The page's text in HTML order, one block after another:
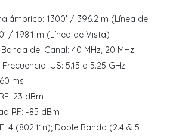
1300' / 396.2 m (Línea de
/ 198.1 m (Línea de Vista)
del Canal: 40 MHz, 20 MHz
US: 5.15 a 5.25 GHz
ms
23 dBm
RF: -85 dBm
4 (802.11n); Doble Banda (2.4 & 5